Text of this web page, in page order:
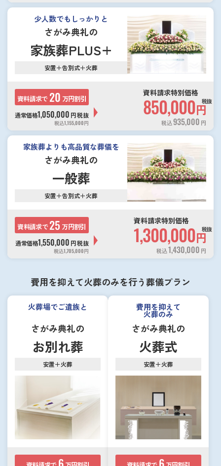
少人数でもしっかりと
さがみ典礼の
家族葬PLUS+
安置＋告別式＋火葬
資料請求で 20 万円割引
通常価格1,050,000 円税抜
税込1,155,000円
資料請求特別価格
850,000円
税抜
税込935,000 円
家族葬よりも高品質な葬儀を
さがみ典礼の
一般葬
安置＋告別式＋火葬
資料請求で 25 万円割引
通常価格1,550,000 円税抜
税込1,705,000円
資料請求特別価格
1,300,000円
税抜
税込1,430,000 円
費用を抑えて火葬のみを行う葬儀プラン
火葬場でご遺族と
さがみ典礼の
お別れ葬
安置＋火葬
費用を抑えて
火葬のみ
さがみ典礼の
火葬式
安置＋火葬